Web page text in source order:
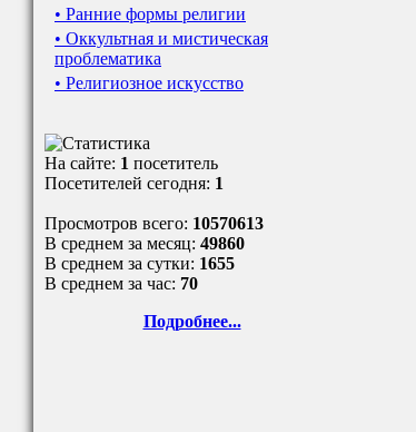
• Ранние формы религии
• Оккультная и мистическая
проблематика
• Религиозное искусство
На сайте: 1 посетитель
Посетителей сегодня: 1
Просмотров всего: 10570613
В среднем за месяц: 49860
В среднем за сутки: 1655
В среднем за час: 70
Подробнее...